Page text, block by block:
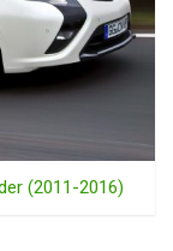
(2011-2016)